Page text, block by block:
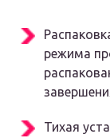
режима
Тихая